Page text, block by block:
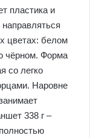
пластика и
цветах: белом
чёрном. Форма
со легко
Наровне
338 г –